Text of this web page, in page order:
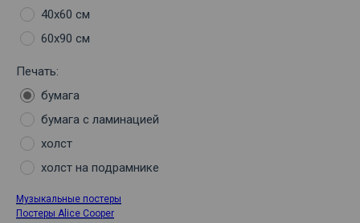
40х60 см
60х90 см
Печать:
бумага
бумага с ламинацией
холст
холст на подрамнике
Музыкальные постеры
Постеры Alice Cooper